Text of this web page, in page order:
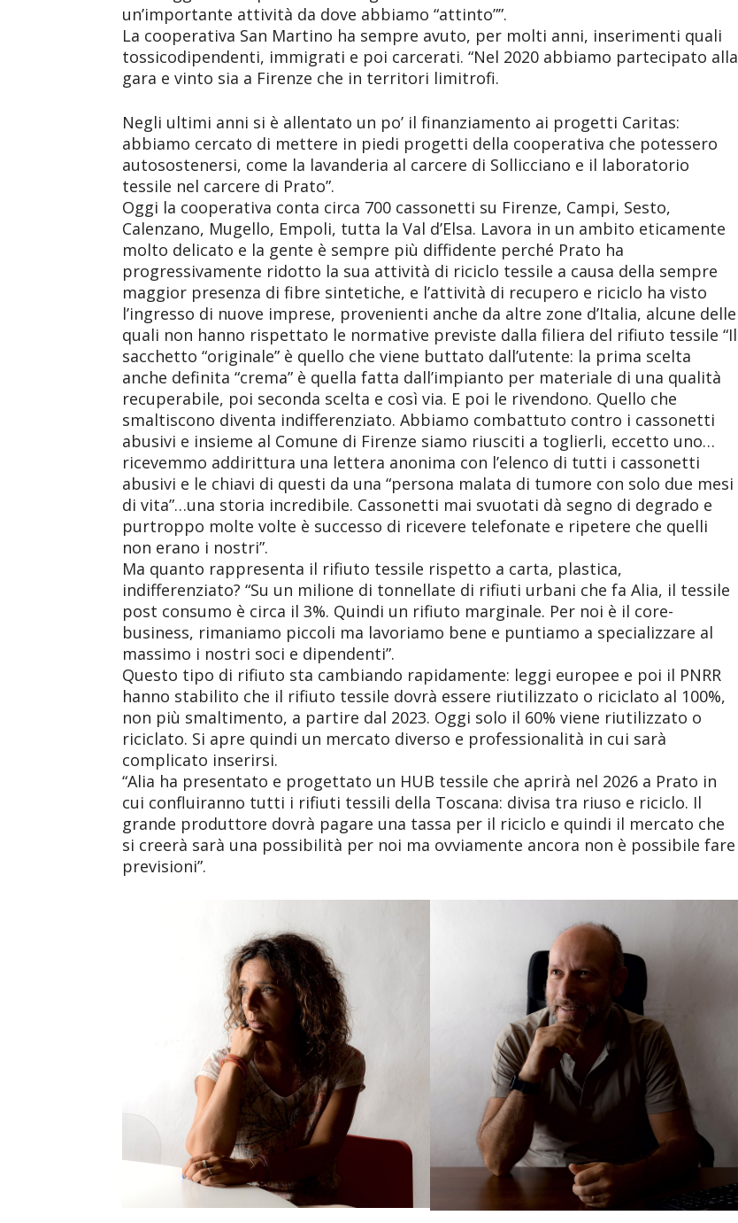
un’importante attività da dove abbiamo “attinto””.
La cooperativa San Martino ha sempre avuto, per molti anni, inserimenti quali
tossicodipendenti, immigrati e poi carcerati. “Nel 2020 abbiamo partecipato alla
gara e vinto sia a Firenze che in territori limitrofi.
Negli ultimi anni si è allentato un po’ il finanziamento ai progetti Caritas:
abbiamo cercato di mettere in piedi progetti della cooperativa che potessero
autosostenersi, come la lavanderia al carcere di Sollicciano e il laboratorio
tessile nel carcere di Prato”.
Oggi la cooperativa conta circa 700 cassonetti su Firenze, Campi, Sesto,
Calenzano, Mugello, Empoli, tutta la Val d’Elsa. Lavora in un ambito eticamente
molto delicato e la gente è sempre più diffidente perché Prato ha
progressivamente ridotto la sua attività di riciclo tessile a causa della sempre
maggior presenza di fibre sintetiche, e l’attività di recupero e riciclo ha visto
l’ingresso di nuove imprese, provenienti anche da altre zone d’Italia, alcune delle
quali non hanno rispettato le normative previste dalla filiera del rifiuto tessile “Il
sacchetto “originale” è quello che viene buttato dall’utente: la prima scelta
anche definita “crema” è quella fatta dall’impianto per materiale di una qualità
recuperabile, poi seconda scelta e così via. E poi le rivendono. Quello che
smaltiscono diventa indifferenziato. Abbiamo combattuto contro i cassonetti
abusivi e insieme al Comune di Firenze siamo riusciti a toglierli, eccetto uno…
ricevemmo addirittura una lettera anonima con l’elenco di tutti i cassonetti
abusivi e le chiavi di questi da una “persona malata di tumore con solo due mesi
di vita”…una storia incredibile. Cassonetti mai svuotati dà segno di degrado e
purtroppo molte volte è successo di ricevere telefonate e ripetere che quelli
non erano i nostri”.
Ma quanto rappresenta il rifiuto tessile rispetto a carta, plastica,
indifferenziato? “Su un milione di tonnellate di rifiuti urbani che fa Alia, il tessile
post consumo è circa il 3%. Quindi un rifiuto marginale. Per noi è il core-
business, rimaniamo piccoli ma lavoriamo bene e puntiamo a specializzare al
massimo i nostri soci e dipendenti”.
Questo tipo di rifiuto sta cambiando rapidamente: leggi europee e poi il PNRR
hanno stabilito che il rifiuto tessile dovrà essere riutilizzato o riciclato al 100%,
non più smaltimento, a partire dal 2023. Oggi solo il 60% viene riutilizzato o
riciclato. Si apre quindi un mercato diverso e professionalità in cui sarà
complicato inserirsi.
“Alia ha presentato e progettato un HUB tessile che aprirà nel 2026 a Prato in
cui confluiranno tutti i rifiuti tessili della Toscana: divisa tra riuso e riciclo. Il
grande produttore dovrà pagare una tassa per il riciclo e quindi il mercato che
si creerà sarà una possibilità per noi ma ovviamente ancora non è possibile fare
previsioni”.